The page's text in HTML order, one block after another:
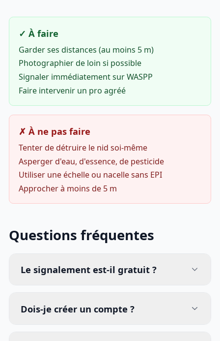
✓ À faire
Garder ses distances (au moins 5 m)
Photographier de loin si possible
Signaler immédiatement sur WASPP
Faire intervenir un pro agréé
✗ À ne pas faire
Tenter de détruire le nid soi-même
Asperger d'eau, d'essence, de pesticide
Utiliser une échelle ou nacelle sans EPI
Approcher à moins de 5 m
Questions fréquentes
Le signalement est-il gratuit ?
Dois-je créer un compte ?